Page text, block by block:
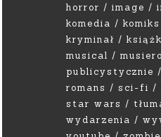
horror
image
komedia
komiks
kryminał
musical
publicystycznie
romans
sci-fi
star wars
wydarzenia